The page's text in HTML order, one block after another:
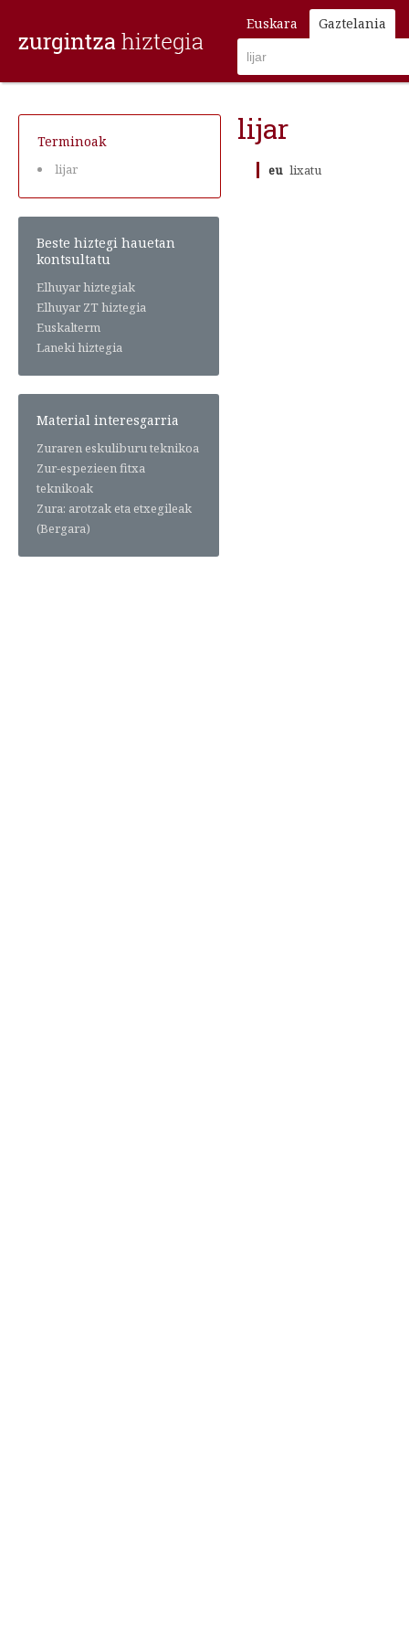
Euskara Gaztelania
lijar
eu lixatu
Terminoak
lijar
Beste hiztegi hauetan
kontsultatu
Elhuyar hiztegiak
Elhuyar ZT hiztegia
Euskalterm
Laneki hiztegia
Material interesgarria
Zuraren eskuliburu teknikoa
Zur-espezieen fitxa
teknikoak
Zura: arotzak eta etxegileak
(Bergara)